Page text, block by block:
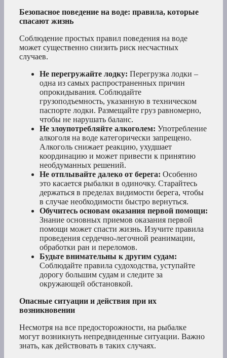
Безопасное поведение на воде: правила, которые
спасают жизнь
Соблюдение простых правил поведения на воде
может существенно снизить риск несчастных
случаев.
Не перегружайте лодку: Перегрузка лодки –
одна из самых распространенных причин
опрокидывания. Соблюдайте
грузоподъемность, указанную в техническом
паспорте лодки. Размещайте груз равномерно,
чтобы не нарушать баланс.
Не злоупотребляйте алкоголем: Употребление
алкоголя на воде категорически запрещено.
Алкоголь снижает реакцию, ухудшает
координацию и может привести к принятию
необдуманных решений.
Не отплывайте далеко от берега: Особенно
это касается рыбалки в одиночку. Старайтесь
держаться в пределах видимости берега, чтобы
в случае необходимости быстро вернуться.
Обучитесь основам оказания первой помощи:
Знание основных приемов оказания первой
помощи может спасти жизнь. Изучите правила
проведения сердечно-легочной реанимации,
обработки ран и переломов.
Будьте внимательны к другим судам:
Соблюдайте правила судоходства, уступайте
дорогу большим судам и следите за
окружающей обстановкой.
Опасные ситуации и действия при их
возникновении
Несмотря на все предосторожности, на рыбалке
могут возникнуть непредвиденные ситуации. Важно
знать, как действовать в таких случаях.